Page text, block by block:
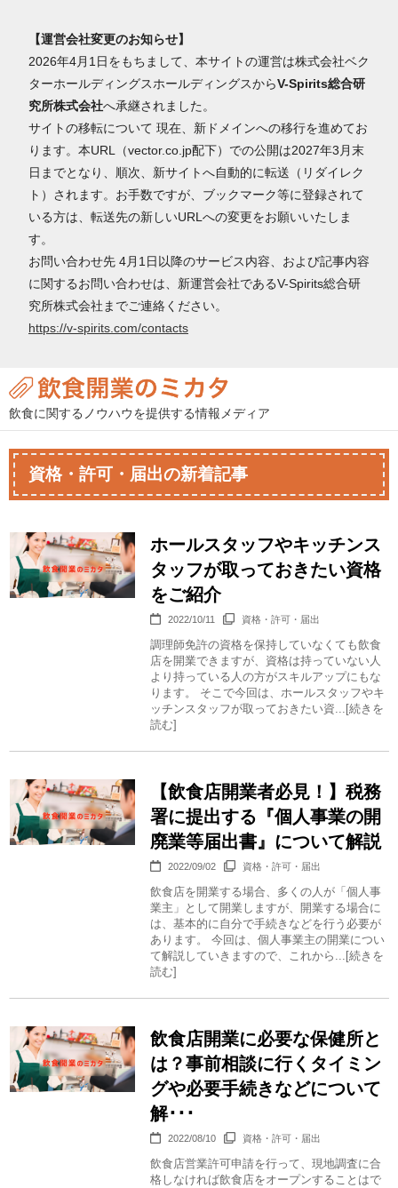
【運営会社変更のお知らせ】
2026年4月1日をもちまして、本サイトの運営は株式会社ベク
ターホールディングスホールディングスからV-Spirits総合研
究所株式会社へ承継されました。
サイトの移転について 現在、新ドメインへの移行を進めてお
ります。本URL（vector.co.jp配下）での公開は2027年3月末
日までとなり、順次、新サイトへ自動的に転送（リダイレク
ト）されます。お手数ですが、ブックマーク等に登録されて
いる方は、転送先の新しいURLへの変更をお願いいたしま
す。
お問い合わせ先 4月1日以降のサービス内容、および記事内容
に関するお問い合わせは、新運営会社であるV-Spirits総合研
究所株式会社までご連絡ください。
https://v-spirits.com/contacts
飲食に関するノウハウを提供する情報メディア
資格・許可・届出の新着記事
ホールスタッフやキッチンス
タッフが取っておきたい資格
をご紹介
2022/10/11 資格・許可・届出
調理師免許の資格を保持していなくても飲食
店を開業できますが、資格は持っていない人
より持っている人の方がスキルアップにもな
ります。 そこで今回は、ホールスタッフやキ
ッチンスタッフが取っておきたい資...[続きを
読む]
【飲食店開業者必見！】税務
署に提出する『個人事業の開
廃業等届出書』について解説
2022/09/02 資格・許可・届出
飲食店を開業する場合、多くの人が「個人事
業主」として開業しますが、開業する場合に
は、基本的に自分で手続きなどを行う必要が
あります。 今回は、個人事業主の開業につい
て解説していきますので、これから...[続きを
読む]
飲食店開業に必要な保健所と
は？事前相談に行くタイミン
グや必要手続きなどについて
解･･･
2022/08/10 資格・許可・届出
飲食店営業許可申請を行って、現地調査に合
格しなければ飲食店をオープンすることはで